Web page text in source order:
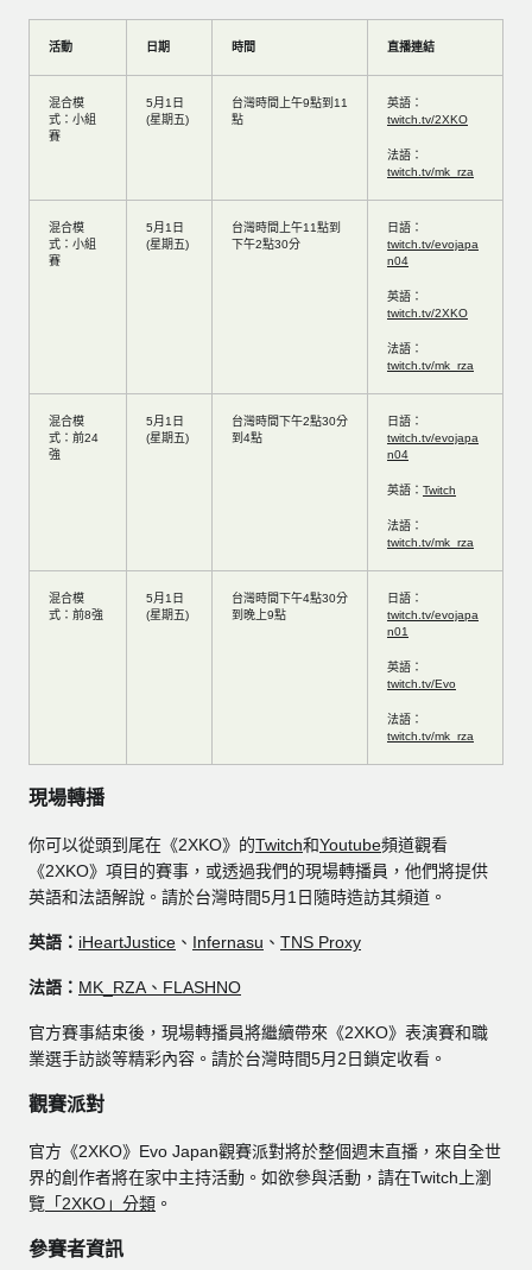
活動 日期 時間 直播連結
混合模
式：小組
賽
5月1日
(星期五)
台灣時間上午9點到11
點
英語：
twitch.tv/2XKO
法語：
twitch.tv/mk_rza
混合模
式：小組
賽
5月1日
(星期五)
台灣時間上午11點到
下午2點30分
日語：
twitch.tv/evojapa
n04
英語：
twitch.tv/2XKO
法語：
twitch.tv/mk_rza
混合模
式：前24
強
5月1日
(星期五)
台灣時間下午2點30分
到4點
日語：
twitch.tv/evojapa
n04
英語： Twitch
法語：
twitch.tv/mk_rza
混合模
式：前8強
5月1日
(星期五)
台灣時間下午4點30分
到晚上9點
日語：
twitch.tv/evojapa
n01
英語：
twitch.tv/Evo
法語：
twitch.tv/mk_rza
現場轉播
你可以從頭到尾在《2XKO》的Twitch和Youtube頻道觀看
《2XKO》項目的賽事，或透過我們的現場轉播員，他們將提供
英語和法語解說。請於台灣時間5月1日隨時造訪其頻道。
英語： iHeartJustice 、 Infernasu 、 TNS Proxy
法語： MK_RZA、FLASHNO
官方賽事結束後，現場轉播員將繼續帶來《2XKO》表演賽和職
業選手訪談等精彩內容。請於台灣時間5月2日鎖定收看。
觀賽派對
官方《2XKO》Evo Japan觀賽派對將於整個週末直播，來自全世
界的創作者將在家中主持活動。如欲參與活動，請在Twitch上瀏
覽 「2XKO」分類 。
參賽者資訊